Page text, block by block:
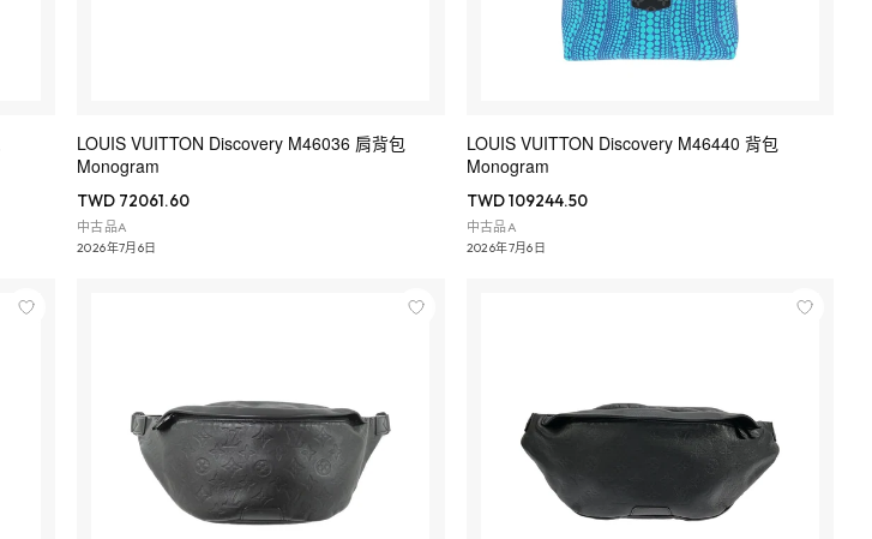
LOUIS VUITTON Discovery M46036 肩背包
Monogram
TWD 72061.60
中古品A
2026年7月6日
LOUIS VUITTON Discovery M46440 背包
Monogram
TWD 109244.50
中古品A
2026年7月6日